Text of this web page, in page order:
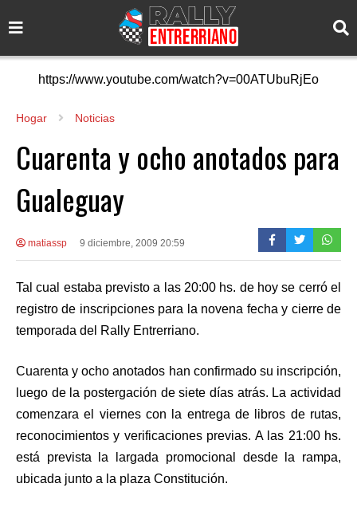
https://www.youtube.com/watch?v=00ATUbuRjEo
Hogar Noticias
Cuarenta y ocho anotados para
Gualeguay
matiassp 9 diciembre, 2009 20:59
Tal cual estaba previsto a las 20:00 hs. de hoy se cerró el
registro de inscripciones para la novena fecha y cierre de
temporada del Rally Entrerriano.
Cuarenta y ocho anotados han confirmado su inscripción,
luego de la postergación de siete días atrás. La actividad
comenzara el viernes con la entrega de libros de rutas,
reconocimientos y verificaciones previas. A las 21:00 hs.
está prevista la largada promocional desde la rampa,
ubicada junto a la plaza Constitución.